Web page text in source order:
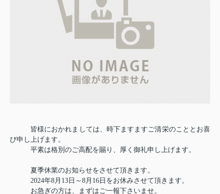
皆様におかれましては、時下ますますご清栄のこととお喜
び申し上げます。
平素は格別のご高配を賜り、厚く御礼申し上げます。
夏季休業のお知らせをさせて頂きます。
2024年8月13日～8月16日をお休みさせて頂きます。
お急ぎの方は、まずはご一報下さいませ。